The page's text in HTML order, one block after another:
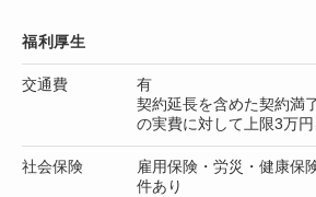
福利厚生
交通費
有
契約延長を含めた契約満
の実費に対して上限3万円
社会保険
雇用保険・労災・健康保
件あり